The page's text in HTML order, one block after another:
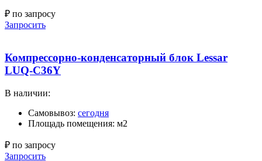
₽ по запросу
Запросить
Компрессорно-конденсаторный блок Lessar
LUQ-C36Y
В наличии:
Самовывоз: сегодня
Площадь помещения: м2
₽ по запросу
Запросить